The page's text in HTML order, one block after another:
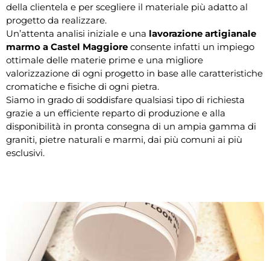
della clientela e per scegliere il materiale più adatto al
progetto da realizzare.
Un’attenta analisi iniziale e una lavorazione artigianale
marmo a Castel Maggiore consente infatti un impiego
ottimale delle materie prime e una migliore
valorizzazione di ogni progetto in base alle caratteristiche
cromatiche e fisiche di ogni pietra.
Siamo in grado di soddisfare qualsiasi tipo di richiesta
grazie a un efficiente reparto di produzione e alla
disponibilità in pronta consegna di un ampia gamma di
graniti, pietre naturali e marmi, dai più comuni ai più
esclusivi.